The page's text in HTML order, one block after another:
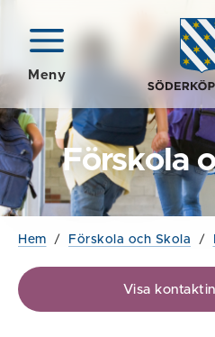
Meny
Förskola
Hem / Förskola och Skola /
Visa